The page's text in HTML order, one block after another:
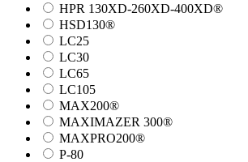
HPR 130XD-260XD-400XD®
HSD130®
LC25
LC30
LC65
LC105
MAX200®
MAXIMAZER 300®
MAXPRO200®
P-80